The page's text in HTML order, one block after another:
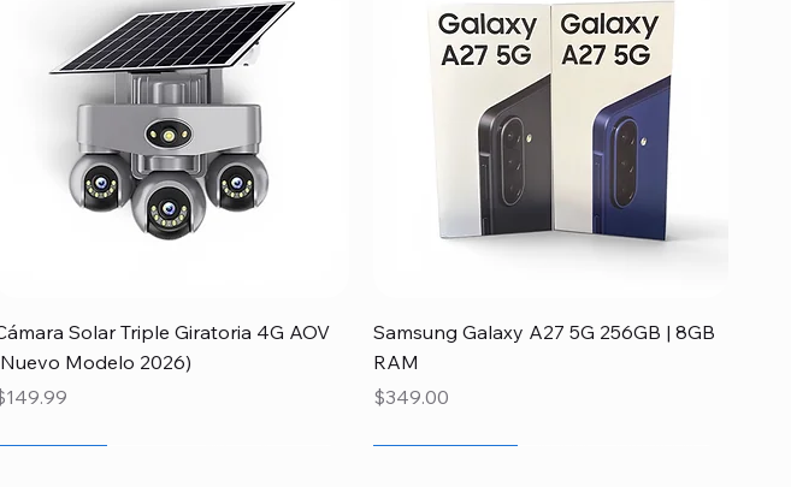
Vista rápida
Solar Triple Giratoria 4G AOV
Modelo 2026)
Vista rápida
Samsung Galaxy A27 5G 256GB | 8GB
RAM
Precio
$349.00